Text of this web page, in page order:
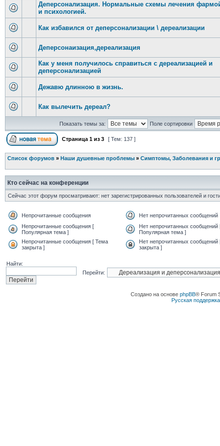
Деперсонализация. Нормальные схемы лечения
и психологией.
Как избавился от деперсонализации \ дереализации
Деперсонаизация,дереализация
Как у меня получилось справиться с дереализацией и
деперсонализацией
Дежавю длинною в жизнь.
Как вылечить дереал?
Показать темы за: Поле сортировки
Страница 1из 3 [ Тем: 137 ]
Список форумов» Наши душевные проблемы» Симптомы, Заболевания и
Кто сейчас на конференции
Сейчас этот форум просматривают: нет зарегистрированных пользователей и
Непрочитанные сообщения
Нет непрочитанных сообщений
Непрочитанные сообщения [
Популярная тема ]
Нет непрочитанных сообщений
Популярная тема ]
Непрочитанные сообщения [ Тема
закрыта ]
Нет непрочитанных сообщений
закрыта ]
Найти:
Перейти:
Создано на основе phpBB® Forum
Русская